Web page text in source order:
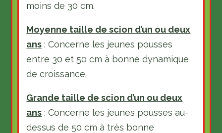
moins de 30 cm.
Moyenne taille de scion d’un ou deux
ans : Concerne les jeunes pousses
entre 30 et 50 cm à bonne dynamique
de croissance.
Grande taille de scion d’un ou deux
ans : Concerne les jeunes pousses au-
dessus de 50 cm à très bonne